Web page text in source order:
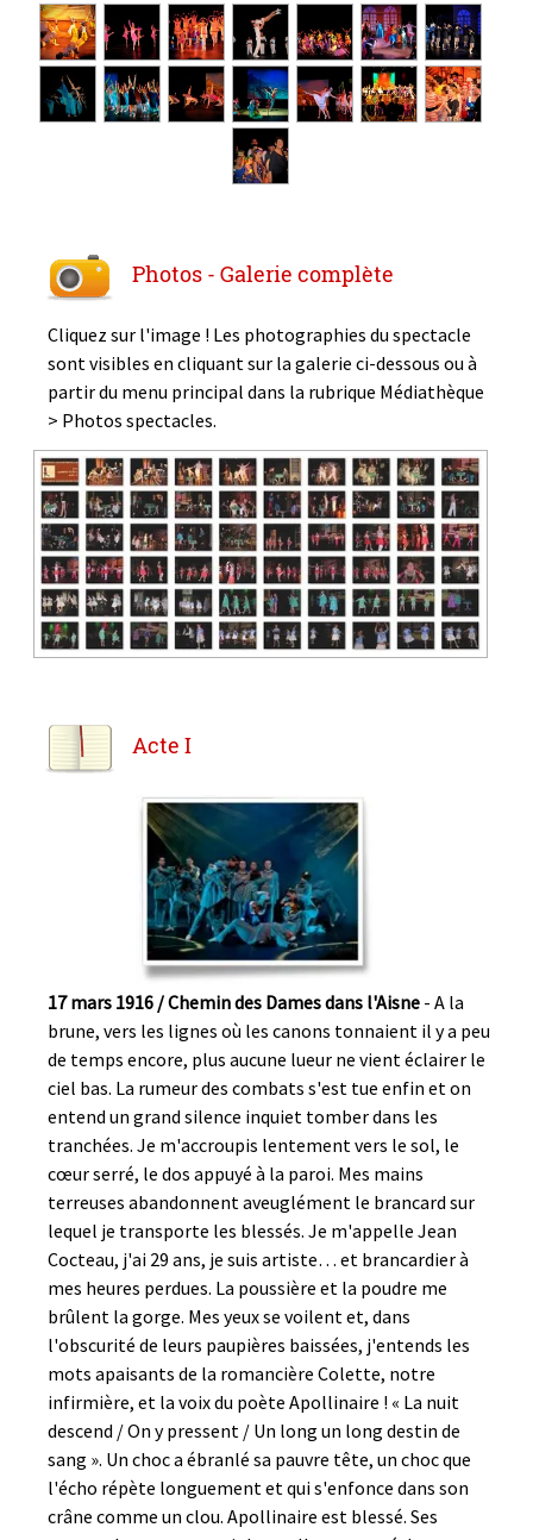
Photos - Galerie complète
Cliquez sur l'image ! Les photographies du spectacle
sont visibles en cliquant sur la galerie ci-dessous ou à
partir du menu principal dans la rubrique Médiathèque
> Photos spectacles.
Acte I
17 mars 1916 / Chemin des Dames dans l'Aisne - A la
brune, vers les lignes où les canons tonnaient il y a peu
de temps encore, plus aucune lueur ne vient éclairer le
ciel bas. La rumeur des combats s'est tue enfin et on
entend un grand silence inquiet tomber dans les
tranchées. Je m'accroupis lentement vers le sol, le
cœur serré, le dos appuyé à la paroi. Mes mains
terreuses abandonnent aveuglément le brancard sur
lequel je transporte les blessés. Je m'appelle Jean
Cocteau, j'ai 29 ans, je suis artiste… et brancardier à
mes heures perdues. La poussière et la poudre me
brûlent la gorge. Mes yeux se voilent et, dans
l'obscurité de leurs paupières baissées, j'entends les
mots apaisants de la romancière Colette, notre
infirmière, et la voix du poète Apollinaire ! « La nuit
descend / On y pressent / Un long un long destin de
sang ». Un choc a ébranlé sa pauvre tête, un choc que
l'écho répète longuement et qui s'enfonce dans son
crâne comme un clou. Apollinaire est blessé. Ses